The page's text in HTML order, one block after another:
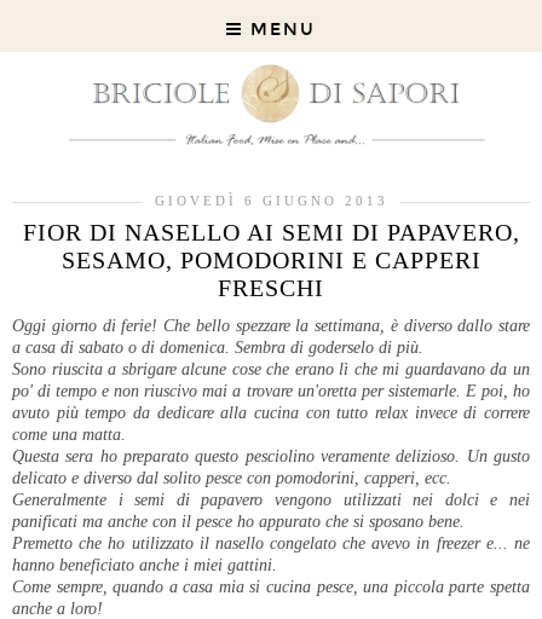
MENU
GIOVEDÌ 6 GIUGNO 2013
FIOR DI NASELLO AI SEMI DI PAPAVERO,
SESAMO, POMODORINI E CAPPERI
FRESCHI
Oggi giorno di ferie! Che bello spezzare la settimana, è diverso dallo stare
a casa di sabato o di domenica. Sembra di goderselo di più.
Sono riuscita a sbrigare alcune cose che erano lì che mi guardavano da un
po' di tempo e non riuscivo mai a trovare un'oretta per sistemarle. E poi, ho
avuto più tempo da dedicare alla cucina con tutto relax invece di correre
come una matta.
Questa sera ho preparato questo pesciolino veramente delizioso. Un gusto
delicato e diverso dal solito pesce con pomodorini, capperi, ecc.
Generalmente i semi di papavero vengono utilizzati nei dolci e nei
panificati ma anche con il pesce ho appurato che si sposano bene.
Premetto che ho utilizzato il nasello congelato che avevo in freezer e... ne
hanno beneficiato anche i miei gattini.
Come sempre, quando a casa mia si cucina pesce, una piccola parte spetta
anche a loro!